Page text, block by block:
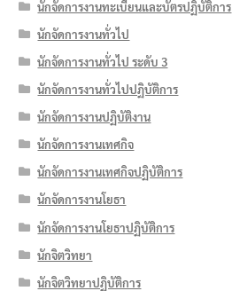
นักจัดการงานทะเบียนและบัตรปฏิบัติการ
นักจัดการงานทั่วไป
นักจัดการงานทั่วไป ระดับ 3
นักจัดการงานทั่วไปปฏิบัติการ
นักจัดการงานปฏิบัติงาน
นักจัดการงานเทศกิจ
นักจัดการงานเทศกิจปฏิบัติการ
นักจัดการงานโยธา
นักจัดการงานโยธาปฏิบัติการ
นักจิตวิทยา
นักจิตวิทยาปฏิบัติการ